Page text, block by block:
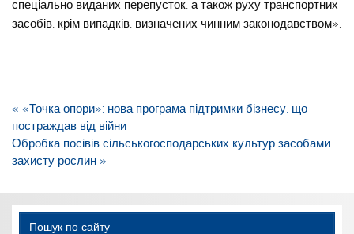
спеціально виданих перепусток, а також руху транспортних
засобів, крім випадків, визначених чинним законодавством».
Навігація
записів
« «Точка опори»: нова програма підтримки бізнесу, що
постраждав від війни
Обробка посівів сільськогосподарських культур засобами
захисту рослин »
Пошук по сайту